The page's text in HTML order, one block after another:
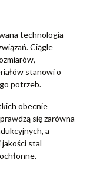
technologia
Ciągle
stanowi o
potrzeb.
obecnie
się zarówna
a
stal